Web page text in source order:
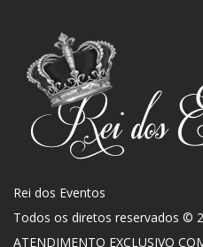
Rei dos Eventos
Todos os diretos reservados ©
ATENDIMENTO EXCLUSIVO